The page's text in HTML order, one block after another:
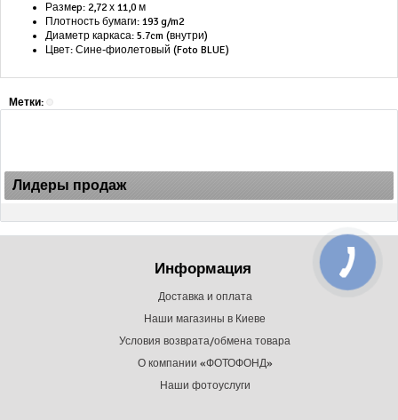
Размep: 2,72 х 11,0 м
Плотность бумаги: 193 g/m2
Диаметр каркаса: 5.7cm (внутри)
Цвет: Сине-фиолетовый (Foto BLUE)
Метки:
Лидеры продаж
Информация
Доставка и оплата
Наши магазины в Киеве
Условия возврата/обмена товара
О компании «ФОТОФОНД»
Наши фотоуслуги